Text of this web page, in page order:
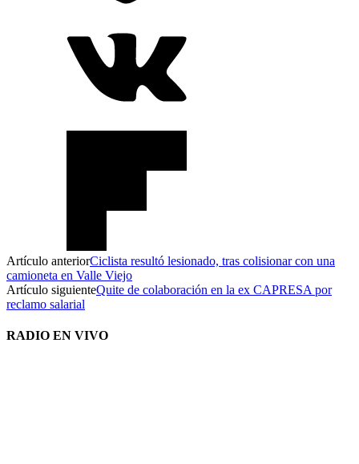
Artículo anteriorCiclista resultó lesionado, tras colisionar con una
camioneta en Valle Viejo
Artículo siguienteQuite de colaboración en la ex CAPRESA por
reclamo salarial
RADIO EN VIVO